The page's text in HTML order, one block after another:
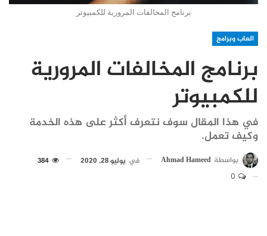
برنامج المخالفات المرورية للكمبيوتر
العاب وبرامج
برنامج المخالفات المرورية
للكمبيوتر
في هذا المقال سوف نتعرف أكثر على هذه الخدمة
وكيف تعمل.
بواسطة Ahmad Hameed في يوليو 28, 2020